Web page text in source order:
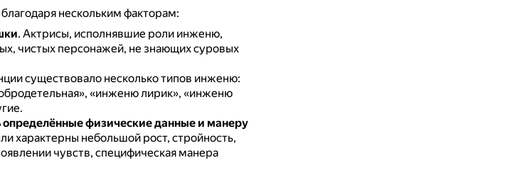
нескольким факторам:
. Актрисы, исполнявшие роли инженю,
чистых персонажей, не знающих суровых
существовало несколько типов инженю:
«инженю лирик», «инженю
физические данные и манеру
характерны небольшой рост, стройность,
чувств, специфическая манера